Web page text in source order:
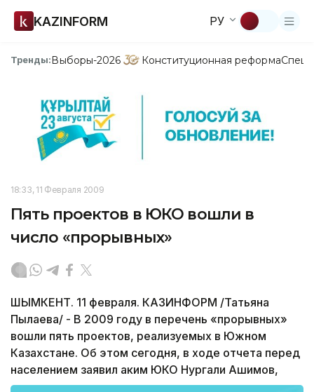
KAZINFORM РУ
Тренды:Выборы-2026 Конституционная реформа
18:33, 11 Февраля 2009
Пять проектов в ЮКО вошли в
число «прорывных»
ШЫМКЕНТ. 11 февраля. КАЗИНФОРМ /Татьяна
Пылаева/ - В 2009 году в перечень «прорывных»
вошли пять проектов, реализуемых в Южном
Казахстане. Об этом сегодня, в ходе отчета перед
населением заявил аким ЮКО Нургали Ашимов,